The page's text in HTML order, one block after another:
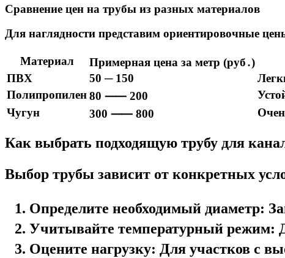
Сравнение цен на трубы из разных материалов
Для наглядности представим ориентировочные
Материал Примерная цена за метр (руб․)
ПВХ
50 ─ 150
Полипропилен80 ⸺ 200
Чугун
300 ⸺ 800
Как выбрать подходящую трубу для
Выбор трубы зависит от конкретных
Определите необходимый диаметр:
Учитывайте температурный режим:
Оцените нагрузку: Для участков с